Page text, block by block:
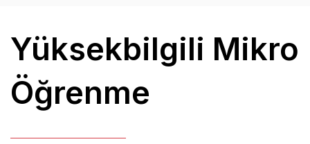
Yüksekbilgili Mikro
Öğrenme